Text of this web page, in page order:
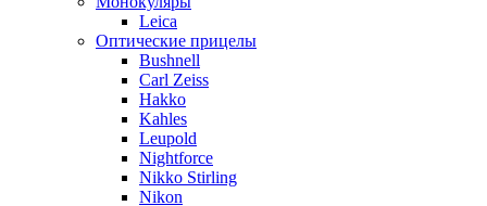
Leica
Оптические прицелы
Bushnell
Carl Zeiss
Hakko
Kahles
Leupold
Nightforce
Nikko Stirling
Nikon